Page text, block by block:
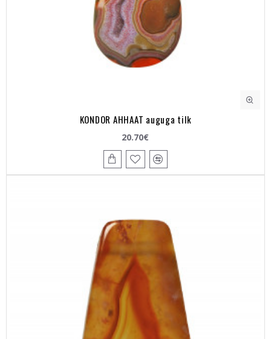
KONDOR AHHAAT auguga tilk
20.70€